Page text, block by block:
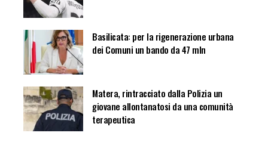
Basilicata: per la rigenerazione urbana
dei Comuni un bando da 47 mln
Matera, rintracciato dalla Polizia un
giovane allontanatosi da una comunità
terapeutica